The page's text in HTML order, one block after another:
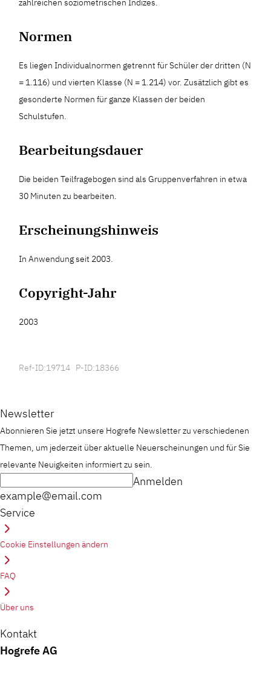
zahlreichen soziometrischen Indizes.
Normen
Es liegen Individualnormen getrennt für Schüler der dritten (N
= 1.116) und vierten Klasse (N = 1.214) vor. Zusätzlich gibt es
gesonderte Normen für ganze Klassen der beiden
Schulstufen.
Bearbeitungsdauer
Die beiden Teilfragebogen sind als Gruppenverfahren in etwa
30 Minuten zu bearbeiten.
Erscheinungshinweis
In Anwendung seit 2003.
Copyright-Jahr
2003
Ref-ID:19714 P-ID:18366
Newsletter
Abonnieren Sie jetzt unsere Hogrefe Newsletter zu verschiedenen
Themen, um jederzeit über aktuelle Neuerscheinungen und für Sie
relevante Neuigkeiten informiert zu sein.
example@email.com
Anmelden
Service
Cookie Einstellungen ändern
FAQ
Über uns
Kontakt
Hogrefe AG